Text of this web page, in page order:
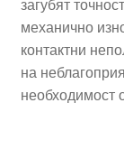
механично
контактни
на
необходимост